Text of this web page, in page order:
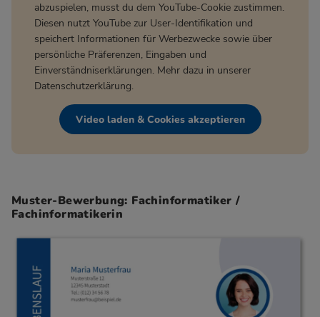
abzuspielen, musst du dem YouTube-Cookie zustimmen.
Diesen nutzt YouTube zur User-Identifikation und
speichert Informationen für Werbezwecke sowie über
persönliche Präferenzen, Eingaben und
Einverständniserklärungen. Mehr dazu in unserer
Datenschutzerklärung.
Video laden & Cookies akzeptieren
Muster-Bewerbung: Fachinformatiker /
Fachinformatikerin